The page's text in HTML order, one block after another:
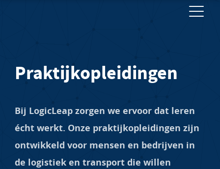
Praktijkopleidingen
Bij LogicLeap zorgen we ervoor dat leren
écht werkt. Onze praktijkopleidingen zijn
ontwikkeld voor mensen en bedrijven in
de logistiek en transport die willen